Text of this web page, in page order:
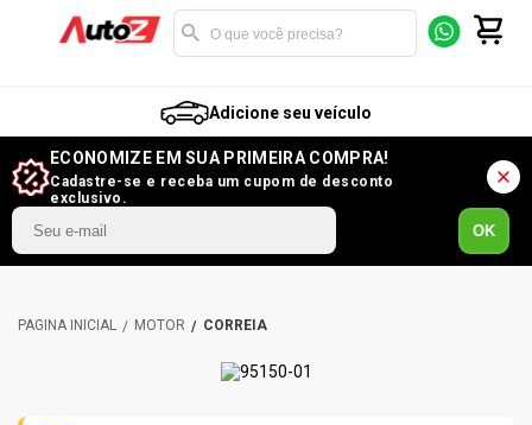
Adicione seu veículo
ECONOMIZE EM SUA PRIMEIRA COMPRA!
Cadastre-se e receba um cupom de desconto
exclusivo.
OK
MOTOR CORREIA